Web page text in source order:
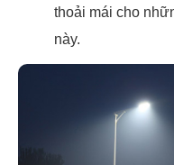
thoải mái cho
này.